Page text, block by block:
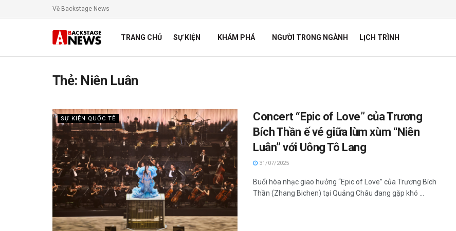
Về Backstage News
TRANG CHỦ SỰ KIỆN KHÁM PHÁ NGƯỜI TRONG NGÀNH LỊCH TRÌNH
Thẻ: Niên Luân
SỰ KIỆN QUỐC TẾ
Concert “Epic of Love” của Trương
Bích Thần ế vé giữa lùm xùm “Niên
Luân” với Uông Tô Lang
31/07/2025
Buổi hòa nhạc giao hưởng “Epic of Love” của Trương Bích
Thần (Zhang Bichen) tại Quảng Châu đang gặp khó ...